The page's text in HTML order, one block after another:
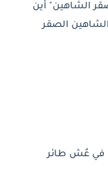
الشاهين" أين
الصقر
في عُش طائر